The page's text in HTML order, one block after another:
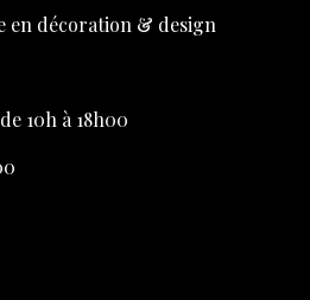
en décoration & design
10h à 18h00